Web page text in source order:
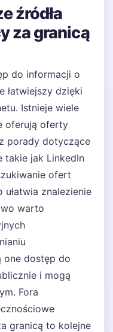
źródła
za granicą
do informacji o
łatwiejszy dzięki
Istnieje wiele
oferują oferty
porady dotyczące
takie jak LinkedIn
ofert
ułatwia znalezienie
warto
one dostęp do
i mogą
Fora
granicą to kolejne